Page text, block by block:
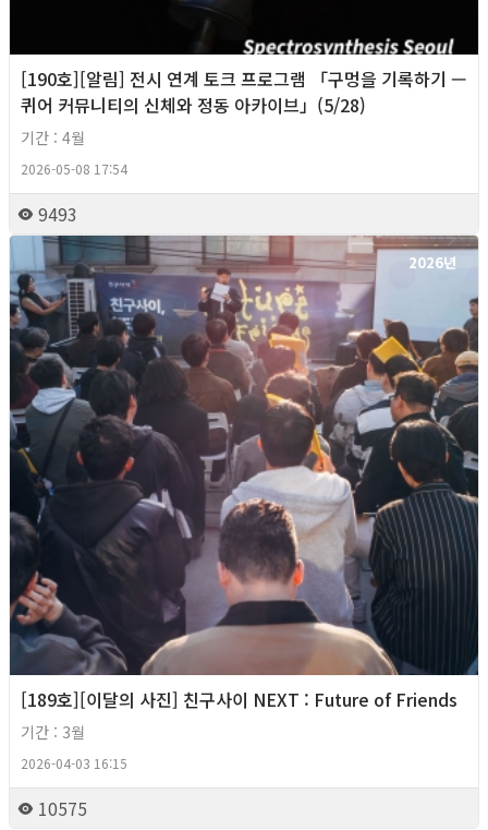
[190호][알림] 전시 연계 토크 프로그램 「구멍을 기록하기 —
퀴어 커뮤니티의 신체와 정동 아카이브」(5/28)
기간 : 4월
2026-05-08 17:54
9493
2026년
[189호][이달의 사진] 친구사이 NEXT : Future of Friends
기간 : 3월
2026-04-03 16:15
10575